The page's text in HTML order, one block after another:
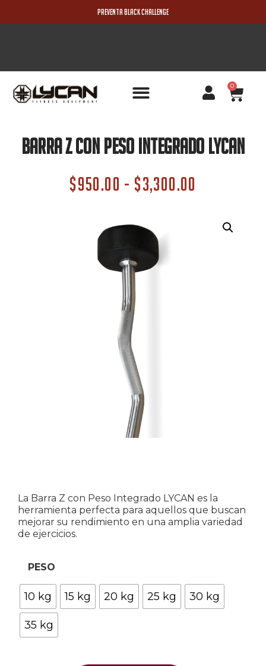
PREVENTA BLACK CHALLENGE
0
Barra Z Con Peso Integrado Lycan
$950.00 - $3,300.00
La Barra Z con Peso Integrado LYCAN es la
herramienta perfecta para aquellos que buscan
mejorar su rendimiento en una amplia variedad
de ejercicios.
PESO
10 kg 15 kg 20 kg 25 kg 30 kg
35 kg